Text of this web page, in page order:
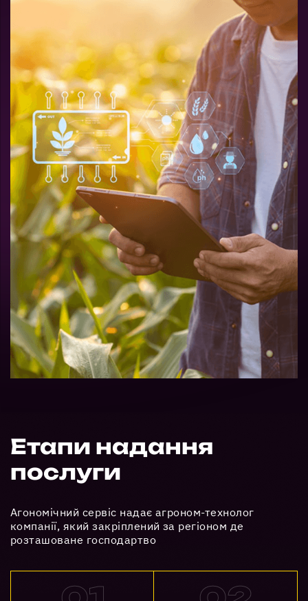
Етапи надання
послуги
Агономічний сервіс надає агроном-технолог
компанії, який закріплений за регіоном де
розташоване господартво